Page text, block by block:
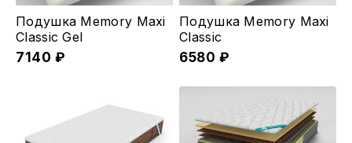
Подушка Memory Maxi
Classic Gel
7140 ₽
Подушка Memory Maxi
Classic
6580 ₽